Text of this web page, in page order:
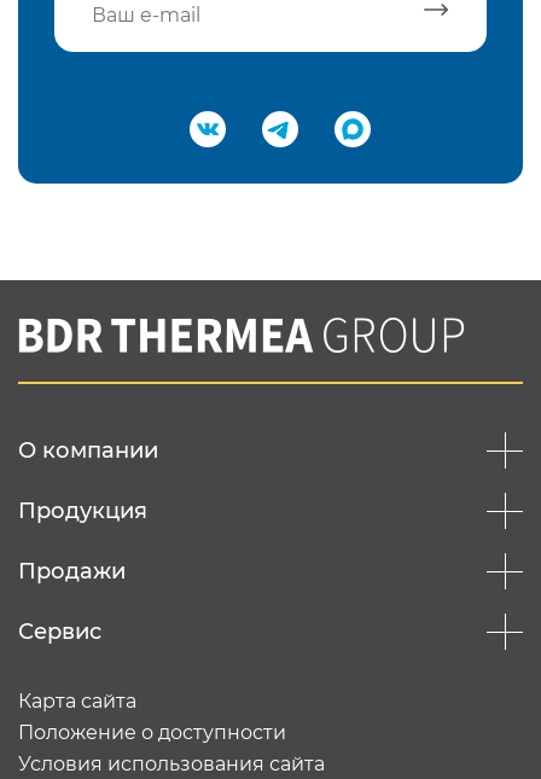
Подтвердить e-mail
Вы соглашаетесь с нашей политикой
конфеденциальности
О компании
Продукция
Продажи
Сервис
Карта сайта
Положение о доступности
Условия использования сайта